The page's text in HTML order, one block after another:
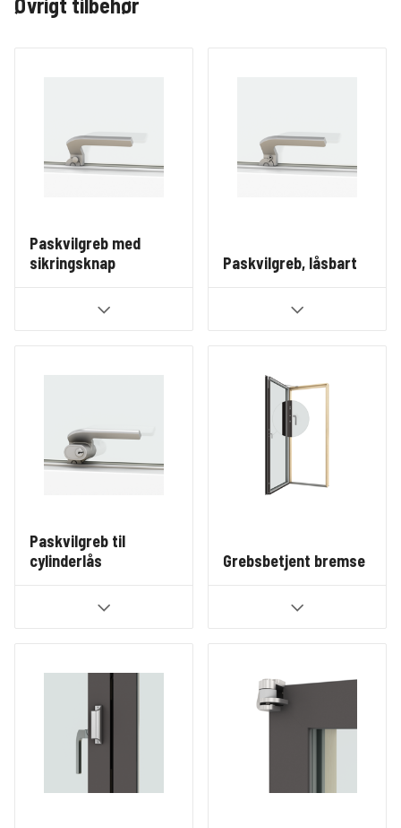
Paskvilgreb med
sikringsknap
Paskvilgreb, låsbart
Paskvilgreb til
cylinderlås
Grebsbetjent bremse